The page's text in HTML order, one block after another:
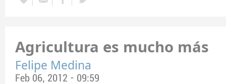
Agricultura es mucho más
Felipe Medina
Feb 06, 2012 - 09:59